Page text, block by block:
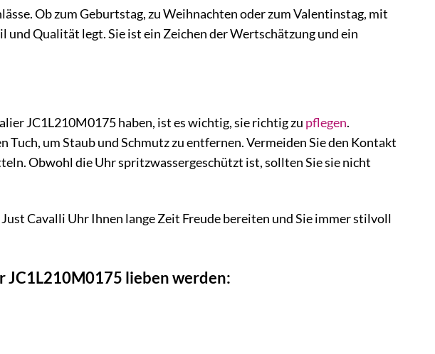
Ob zum Geburtstag, zu Weihnachten oder zum Valentinstag, mit
und Qualität legt. Sie ist ein Zeichen der Wertschätzung und ein
JC1L210M0175 haben, ist es wichtig, sie richtig zu pflegen.
um Staub und Schmutz zu entfernen. Vermeiden Sie den Kontakt
Obwohl die Uhr spritzwassergeschützt ist, sollten Sie sie nicht
Cavalli Uhr Ihnen lange Zeit Freude bereiten und Sie immer stilvoll
JC1L210M0175 lieben werden: